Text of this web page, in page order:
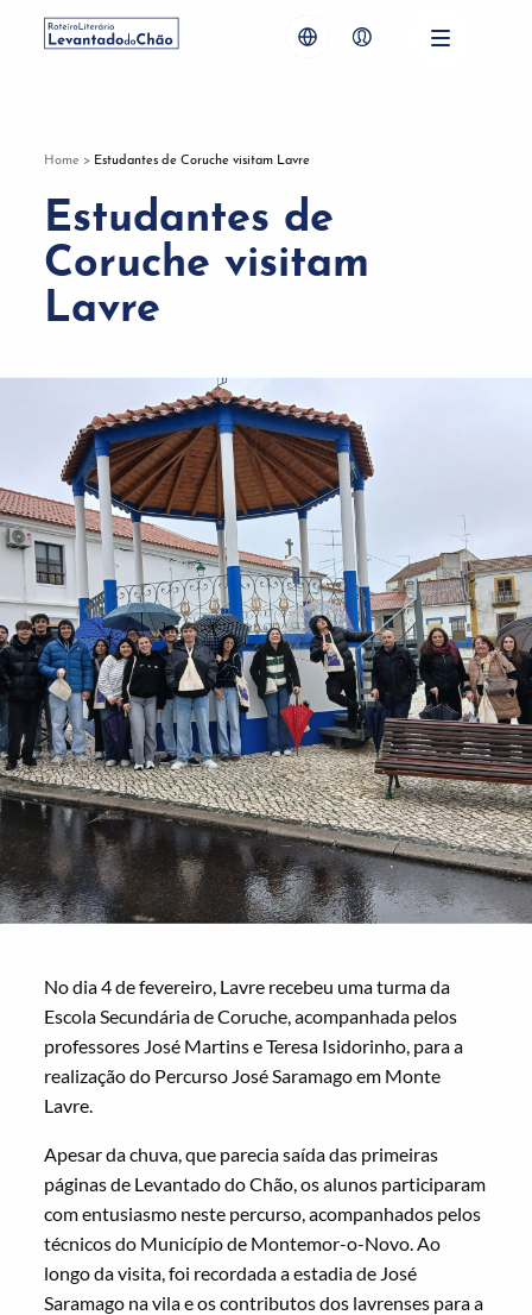
Home > Estudantes de Coruche visitam Lavre
Estudantes de
Coruche visitam
Lavre
No dia 4 de fevereiro, Lavre recebeu uma turma da
Escola Secundária de Coruche, acompanhada pelos
professores José Martins e Teresa Isidorinho, para a
realização do Percurso José Saramago em Monte
Lavre.
Apesar da chuva, que parecia saída das primeiras
páginas de Levantado do Chão, os alunos participaram
com entusiasmo neste percurso, acompanhados pelos
técnicos do Município de Montemor-o-Novo. Ao
longo da visita, foi recordada a estadia de José
Saramago na vila e os contributos dos lavrenses para a